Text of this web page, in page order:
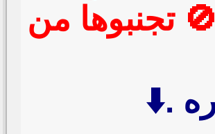
تجنبوها من
.⬇️